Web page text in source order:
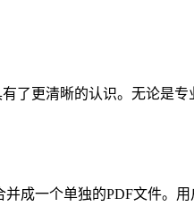
了更清晰的认识。无论是
成一个单独的PDF文件。